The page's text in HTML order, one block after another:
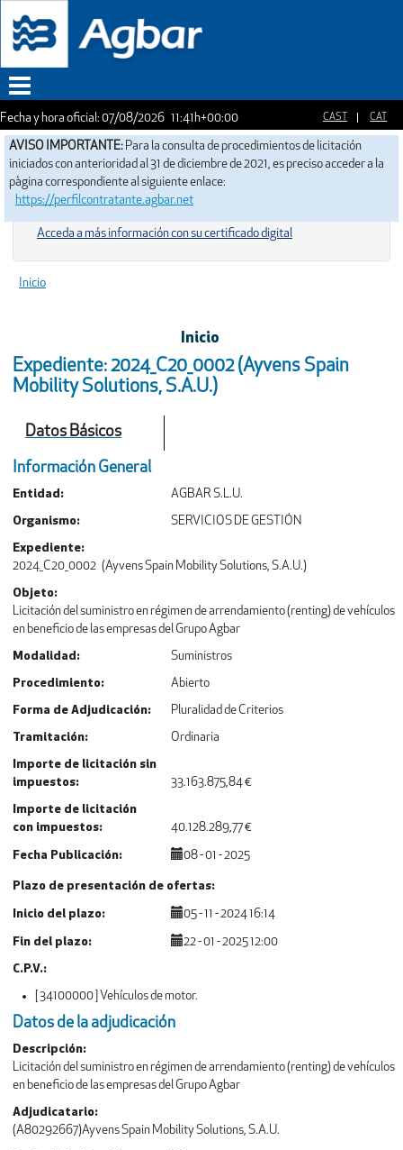
Fecha y hora oficial: 07/08/2026 11:41h+00:00
AVISO IMPORTANTE: Para la consulta de procedimientos de licitación
iniciados con anterioridad al 31 de diciembre de 2021, es preciso acceder a la
pàgina correspondiente al siguiente enlace:
https://perfilcontratante.agbar.net
Menu
Acceda a más información con su certificado digital
Inicio
Inicio
Expediente: 2024_C20_0002 (Ayvens Spain
Mobility Solutions, S.A.U.)
Datos Básicos
Información General
Entidad
AGBAR S.L.U.
Organismo
SERVICIOS DE GESTIÓN
Expediente
2024_C20_0002 (Ayvens Spain Mobility Solutions, S.A.U.)
Objeto
Licitación del suministro en régimen de arrendamiento (renting) de vehículos
en beneficio de las empresas del Grupo Agbar
Modalidad
Suministros
Procedimiento
Abierto
Forma de Adjudicación
Pluralidad de Criterios
Tramitación
Ordinaria
Importe de licitación sin
impuestos
33.163.875,84 €
Importe de licitación
con impuestos
40.128.289,77 €
Fecha Publicación 08 - 01 - 2025
Plazo de presentación de ofertas
Inicio del plazo 05 - 11 - 2024 16:14
Fin del plazo
22 - 01 - 2025 12:00
C.P.V.
[ 34100000 ] Vehículos de motor.
Datos de la adjudicación
Descripción
Licitación del suministro en régimen de arrendamiento (renting) de vehículos
en beneficio de las empresas del Grupo Agbar
Adjudicatario
(A80292667)Ayvens Spain Mobility Solutions, S.A.U.